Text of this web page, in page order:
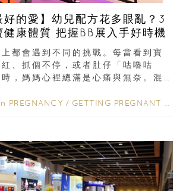
好的愛】幼兒配方花多眼亂？3
健康體質 把握BB展入手好時機
都會遇到不同的挑戰。每當看到寶
、抓個不停，或者肚仔「咕嚕咕
，媽媽心裡總滿是心痛與無奈。混
PREGNANCY / GETTING PREGNANT